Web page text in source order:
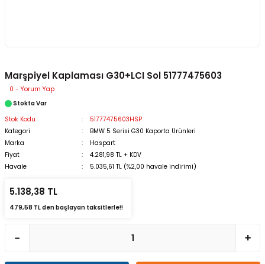
Marşpiyel Kaplaması G30+LCI Sol 51777475603
0 - Yorum Yap
Stokta Var
Stok Kodu
51777475603HSP
Kategori
BMW 5 Serisi G30 Kaporta Ürünleri
Marka
Haspart
Fiyat
4.281,98 TL + KDV
Havale
5.035,61 TL (%2,00 havale indirimi)
5.138,38 TL
479,58 TL den başlayan taksitlerle!!